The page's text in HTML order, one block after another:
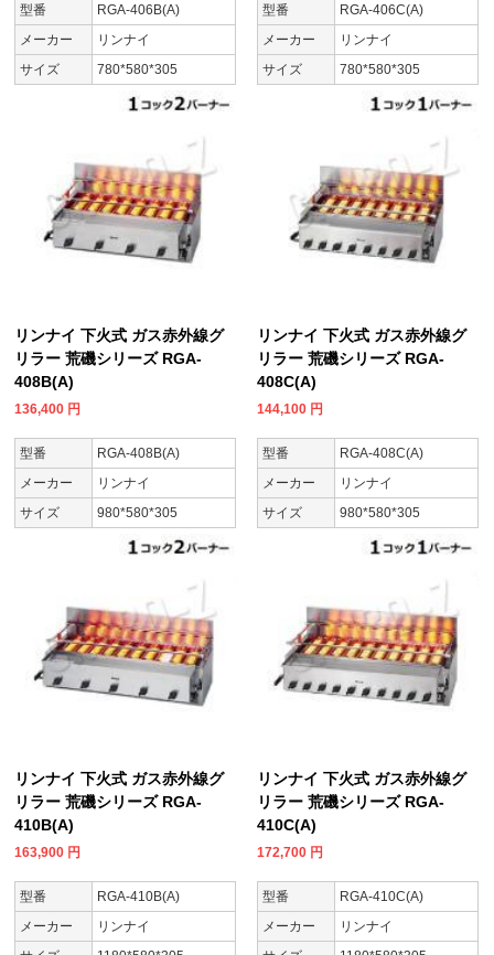
型番
RGA-406B(A)
メーカー
リンナイ
サイズ
780*580*305
型番
RGA-406C(A)
メーカー
リンナイ
サイズ
780*580*305
リンナイ 下火式 ガス赤外線グ
リラー 荒磯シリーズ RGA-
408B(A)
136,400 円
型番
RGA-408B(A)
メーカー
リンナイ
サイズ
980*580*305
リンナイ 下火式 ガス赤外線グ
リラー 荒磯シリーズ RGA-
408C(A)
144,100 円
型番
RGA-408C(A)
メーカー
リンナイ
サイズ
980*580*305
リンナイ 下火式 ガス赤外線グ
リラー 荒磯シリーズ RGA-
410B(A)
163,900 円
型番
RGA-410B(A)
メーカー
リンナイ
リンナイ 下火式 ガス赤外線グ
リラー 荒磯シリーズ RGA-
410C(A)
172,700 円
型番
RGA-410C(A)
メーカー
リンナイ